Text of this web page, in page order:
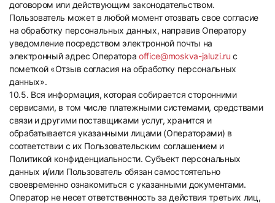
договором или действующим законодательством.
Пользователь может в любой момент отозвать свое согласие
на обработку персональных данных, направив Оператору
уведомление посредством электронной почты на
электронный адрес Оператораoffice@moskva-jaluzi.ru с
пометкой «Отзыв согласия на обработку персональных
данных».
10.5. Вся информация, которая собирается сторонними
сервисами, в том числе платежными системами, средствами
связи и другими поставщиками услуг, хранится и
обрабатывается указанными лицами (Операторами) в
соответствии с их Пользовательским соглашением и
Политикой конфиденциальности. Субъект персональных
данных и/или Пользователь обязан самостоятельно
своевременно ознакомиться с указанными документами.
Оператор не несет ответственность за действия третьих лиц,